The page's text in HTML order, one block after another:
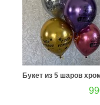
Букет из 5 шаров